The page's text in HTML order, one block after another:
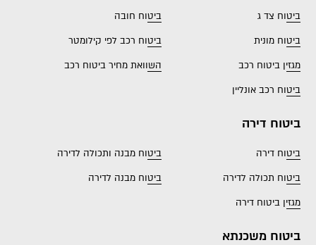
ביטוח צד ג
ביטוח חובה
ביטוח מונית
ביטוח רכב לפי קילומטר
מגזין ביטוח רכב
השוואת מחיר ביטוח רכב
ביטוח רכב אונליין
ביטוח דירה
ביטוח דירה
ביטוח מבנה ותכולה לדירה
ביטוח תכולה לדירה
ביטוח מבנה לדירה
מגזין ביטוח דירה
ביטוח משכנתא